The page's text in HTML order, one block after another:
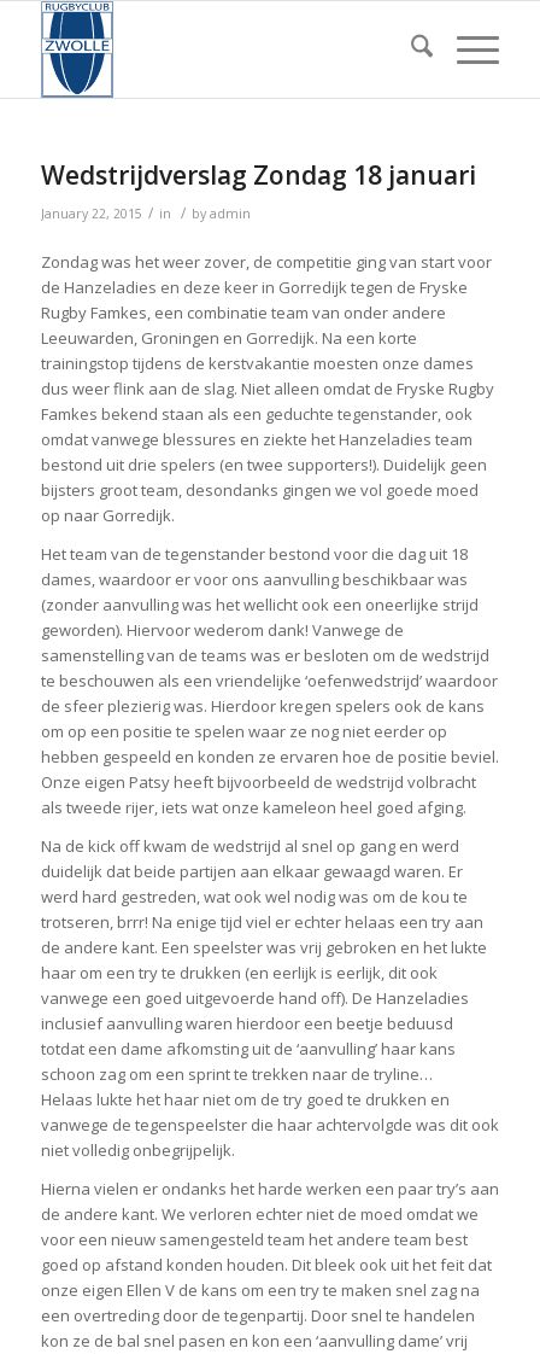
Wedstrijdverslag Zondag 18 januari
January 22, 2015 / in / by admin
Zondag was het weer zover, de competitie ging van start voor
de Hanzeladies en deze keer in Gorredijk tegen de Fryske
Rugby Famkes, een combinatie team van onder andere
Leeuwarden, Groningen en Gorredijk. Na een korte
trainingstop tijdens de kerstvakantie moesten onze dames
dus weer flink aan de slag. Niet alleen omdat de Fryske Rugby
Famkes bekend staan als een geduchte tegenstander, ook
omdat vanwege blessures en ziekte het Hanzeladies team
bestond uit drie spelers (en twee supporters!). Duidelijk geen
bijsters groot team, desondanks gingen we vol goede moed
op naar Gorredijk.
Het team van de tegenstander bestond voor die dag uit 18
dames, waardoor er voor ons aanvulling beschikbaar was
(zonder aanvulling was het wellicht ook een oneerlijke strijd
geworden). Hiervoor wederom dank! Vanwege de
samenstelling van de teams was er besloten om de wedstrijd
te beschouwen als een vriendelijke ‘oefenwedstrijd’ waardoor
de sfeer plezierig was. Hierdoor kregen spelers ook de kans
om op een positie te spelen waar ze nog niet eerder op
hebben gespeeld en konden ze ervaren hoe de positie beviel.
Onze eigen Patsy heeft bijvoorbeeld de wedstrijd volbracht
als tweede rijer, iets wat onze kameleon heel goed afging.
Na de kick off kwam de wedstrijd al snel op gang en werd
duidelijk dat beide partijen aan elkaar gewaagd waren. Er
werd hard gestreden, wat ook wel nodig was om de kou te
trotseren, brrr! Na enige tijd viel er echter helaas een try aan
de andere kant. Een speelster was vrij gebroken en het lukte
haar om een try te drukken (en eerlijk is eerlijk, dit ook
vanwege een goed uitgevoerde hand off). De Hanzeladies
inclusief aanvulling waren hierdoor een beetje beduusd
totdat een dame afkomsting uit de ‘aanvulling’ haar kans
schoon zag om een sprint te trekken naar de tryline…
Helaas lukte het haar niet om de try goed te drukken en
vanwege de tegenspeelster die haar achtervolgde was dit ook
niet volledig onbegrijpelijk.
Hierna vielen er ondanks het harde werken een paar try’s aan
de andere kant. We verloren echter niet de moed omdat we
voor een nieuw samengesteld team het andere team best
goed op afstand konden houden. Dit bleek ook uit het feit dat
onze eigen Ellen V de kans om een try te maken snel zag na
een overtreding door de tegenpartij. Door snel te handelen
kon ze de bal snel pasen en kon een ‘aanvulling dame’ vrij